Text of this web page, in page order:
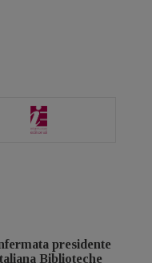
presidente
Biblioteche